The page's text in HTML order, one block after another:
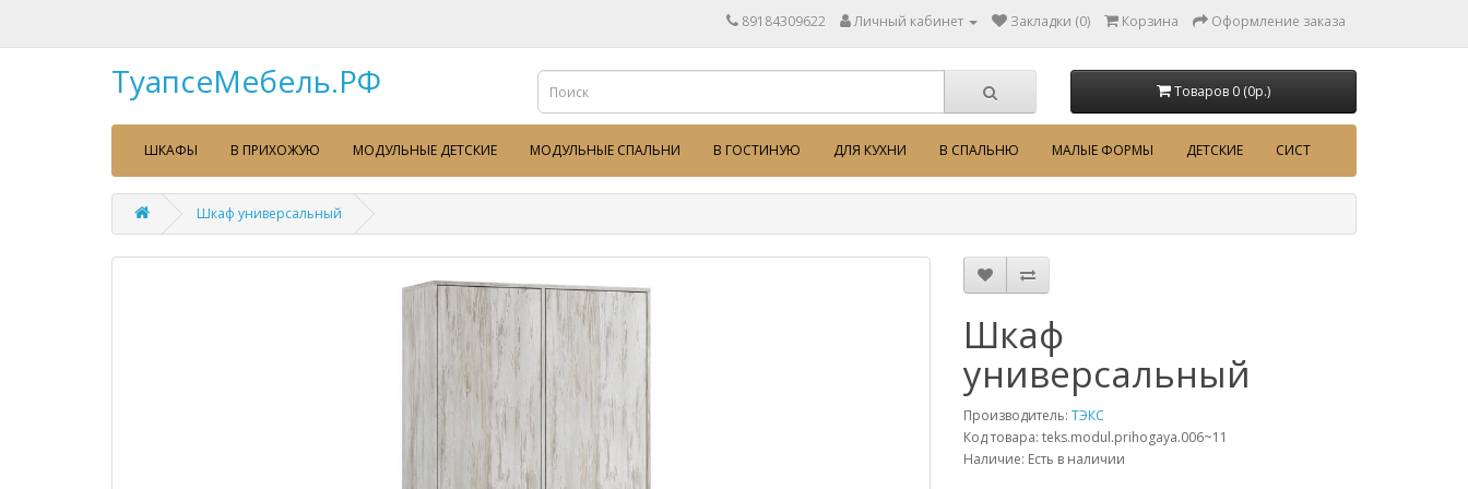
89184309622 Личный кабинет Закладки (0) Корзина Оформление заказа
ТуапсеМебель.РФ Товаров 0 (0p.)
ШКАФЫ В ПРИХОЖУЮ МОДУЛЬНЫЕ ДЕТСКИЕ МОДУЛЬНЫЕ СПАЛЬНИ В ГОСТИНУЮ ДЛЯ КУХНИ В СПАЛЬНЮ МАЛЫЕ ФОРМЫ ДЕТСКИЕ СИСТ
Шкаф универсальный
Шкаф
универсальный
Производитель: ТЭКС
Код товара: teks.modul.prihogaya.006~11
Наличие: Есть в наличии